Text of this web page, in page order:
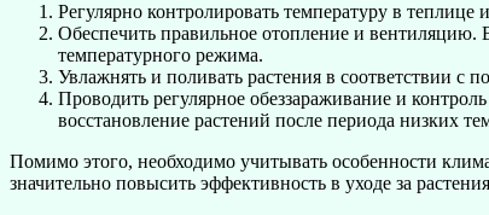
Регулярно контролировать температуру в
Обеспечить правильное отопление и вентиляцию.
температурного режима.
Увлажнять и поливать растения в соответствии с
Проводить регулярное обеззараживание и
восстановление растений после периода низких
Помимо этого, необходимо учитывать особенности
значительно повысить эффективность в уходе за